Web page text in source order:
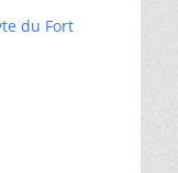
du Fort